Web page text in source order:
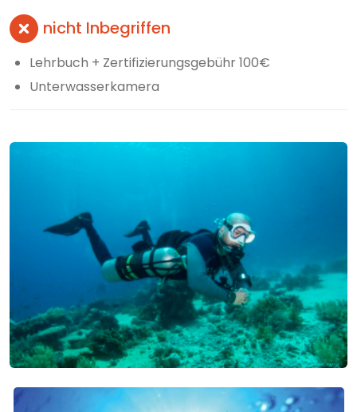
nicht Inbegriffen
Lehrbuch + Zertifizierungsgebühr 100€
Unterwasserkamera